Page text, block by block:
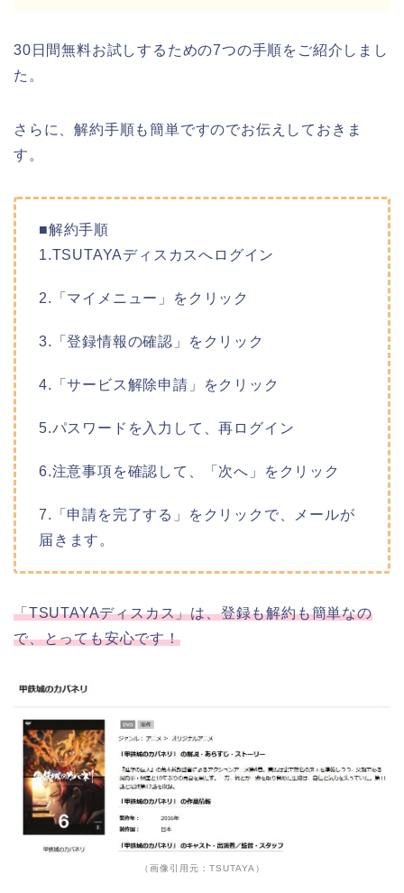
30日間無料お試しするための7つの手順をご紹介しまし
た。
さらに、解約手順も簡単ですのでお伝えしておきま
す。
■解約手順
1.TSUTAYAディスカスへログイン
2.「マイメニュー」をクリック
3.「登録情報の確認」をクリック
4.「サービス解除申請」をクリック
5.パスワードを入力して、再ログイン
6.注意事項を確認して、「次へ」をクリック
7.「申請を完了する」をクリックで、メールが
届きます。
「TSUTAYAディスカス」は、登録も解約も簡単なの
で、とっても安心です！
（画像引用元：TSUTAYA）